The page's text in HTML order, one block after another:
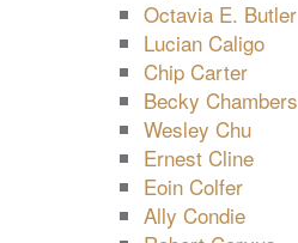
Octavia E. Butler
Lucian Caligo
Chip Carter
Becky Chambers
Wesley Chu
Ernest Cline
Eoin Colfer
Ally Condie